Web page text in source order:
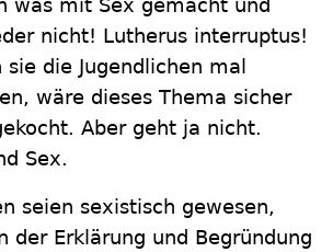
was mit Sex gemacht und
nicht! Lutherus interruptus!
die Jugendlichen mal
wäre dieses Thema sicher
Aber geht ja nicht.
Sex.
seien sexistisch gewesen,
der Erklärung und Begründung